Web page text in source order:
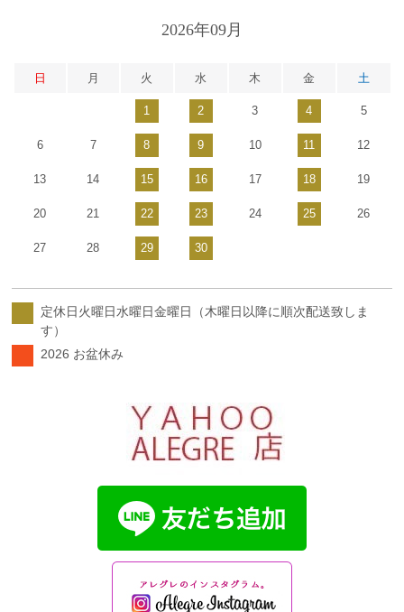
2026年09月
日 月 火 水 木 金 土
1 2 3 4 5
6 7 8 9 10 11 12
13 14 15 16 17 18 19
20 21 22 23 24 25 26
27 28 29 30
定休日火曜日水曜日金曜日（木曜日以降に順次配送致しま
す）
2026 お盆休み